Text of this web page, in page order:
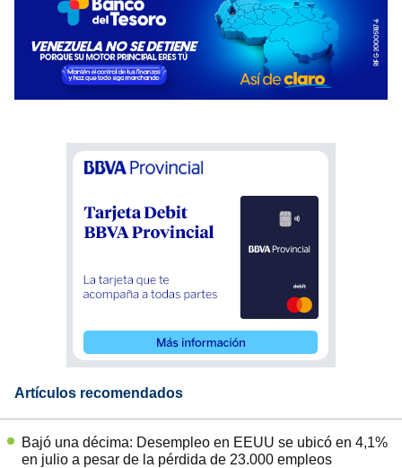
Artículos recomendados
Bajó una décima: Desempleo en EEUU se ubicó en 4,1%
en julio a pesar de la pérdida de 23.000 empleos